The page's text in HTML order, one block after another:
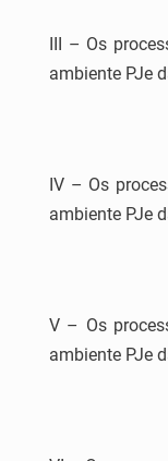
III – Os
ambiente PJe
IV – Os
ambiente PJe
V – Os
ambiente PJe